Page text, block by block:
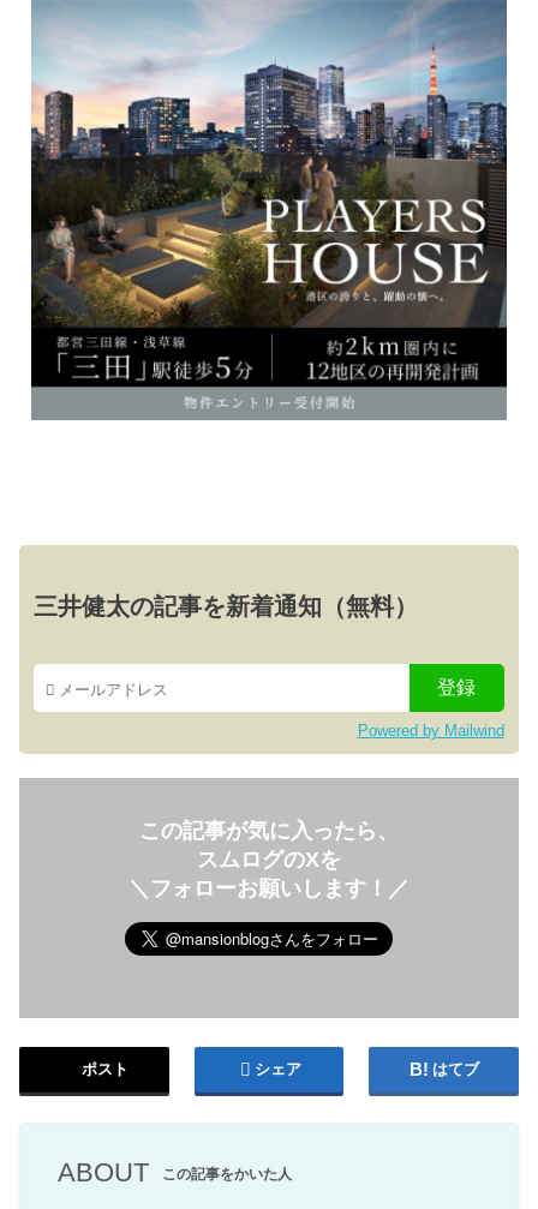
三井健太の記事を新着通知（無料）
Powered by Mailwind
この記事が気に入ったら、
スムログのXを
＼フォローお願いします！／
ポスト シェア はてブ
ABOUT この記事をかいた人